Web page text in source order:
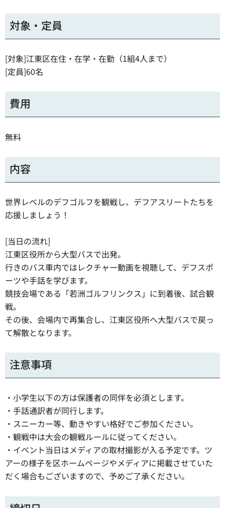
対象・定員
[対象]江東区在住・在学・在勤（1組4人まで）
[定員]60名
費用
無料
内容
世界レベルのデフゴルフを観戦し、デフアスリートたちを
応援しましょう！
[当日の流れ]
江東区役所から大型バスで出発。
行きのバス車内ではレクチャー動画を視聴して、デフスポ
ーツや手話を学びます。
競技会場である「若洲ゴルフリンクス」に到着後、試合観
戦。
その後、会場内で再集合し、江東区役所へ大型バスで戻っ
て解散となります。
注意事項
・小学生以下の方は保護者の同伴を必須とします。
・手話通訳者が同行します。
・スニーカー等、動きやすい格好でご参加ください。
・観戦中は大会の観戦ルールに従ってください。
・イベント当日はメディアの取材撮影が入る予定です。ツ
アーの様子を区ホームページやメディアに掲載させていた
だく場合もございますので、予めご了承ください。